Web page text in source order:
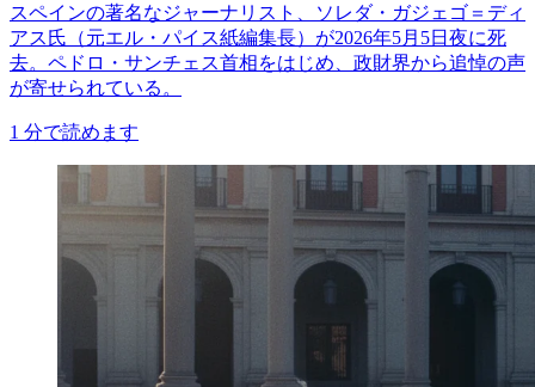
スペインの著名なジャーナリスト、ソレダ・ガジェゴ＝ディ
アス氏（元エル・パイス紙編集長）が2026年5月5日夜に死
去。ペドロ・サンチェス首相をはじめ、政財界から追悼の声
が寄せられている。
1 分で読めます